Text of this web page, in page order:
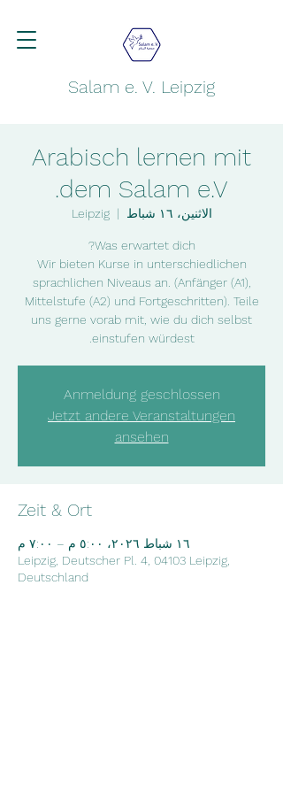
Salam e. V. Leipzig
Arabisch lernen mit
dem Salam e.V.
الاثنين، ١٦ شباط
  |
Leipzig
Wir bieten Kurse in unterschiedlichen
sprachlichen Niveaus an. (Anfänger (A1),
Mittelstufe (A2) und Fortgeschritten). Teile
uns gerne vorab mit, wie du dich selbst
einstufen würdest.
Anmeldung geschlossen
Jetzt andere Veranstaltungen
ansehen
Zeit & Ort
١٦ شباط ٢٠٢٦، ٥:٠٠ م – ٧:٠٠ م
Leipzig, Deutscher Pl. 4, 04103 Leipzig,
Deutschland